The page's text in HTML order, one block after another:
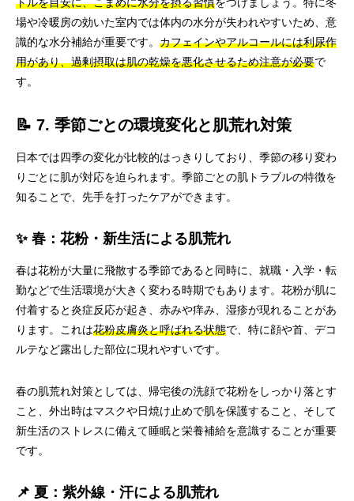
場や冷暖房の効いた室内では体内の水分が失われやすいため、意
識的な水分補給が重要です。 カフェインやアルコールには利尿作
用があり、過剰摂取は肌の乾燥を悪化させるため注意が必要で
す。
📝 7. 季節ごとの環境変化と肌荒れ対策
日本では四季の変化が比較的はっきりしており、季節の移り変わ
りごとに肌が対応を迫られます。季節ごとの肌トラブルの特徴を
知ることで、先手を打ったケアができます。
✨ 春：花粉・新生活による肌荒れ
春は花粉が大量に飛散する季節であると同時に、就職・入学・転
勤などで生活環境が大きく変わる時期でもあります。花粉が肌に
付着すると炎症反応が起き、赤みや痒み、湿疹が現れることがあ
ります。これは花粉皮膚炎と呼ばれる状態で、特に顔や首、デコ
ルテなど露出した部位に現れやすいです。
春の肌荒れ対策としては、帰宅後の洗顔で花粉をしっかり落とす
こと、外出時はマスクや日焼け止めで肌を保護すること、そして
新生活のストレスに備えて睡眠と栄養補給を意識することが重要
です。
📌 夏：紫外線・汗による肌荒れ